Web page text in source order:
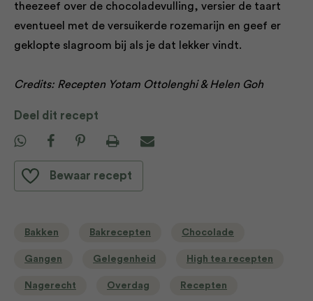
theezeef over de chocoladevulling, versier de taart
eventueel met de versuikerde rozemarijn en geef er
geklopte slagroom bij als je dat lekker vindt.
Credits: Recepten Yotam Ottolenghi & Helen Goh
Deel dit recept
Bewaar recept
Bakken Bakrecepten Chocolade
Gangen Gelegenheid High tea recepten
Nagerecht Overdag Recepten